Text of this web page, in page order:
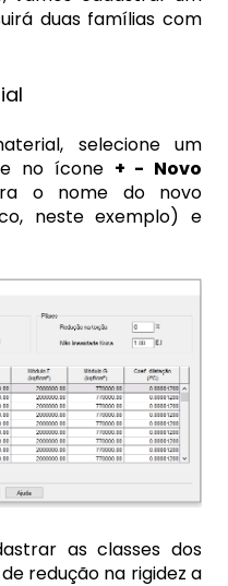
duas famílias com
selecione um
no ícone + - Novo
o nome do novo
neste exemplo) e
as classes dos
redução na rigidez a